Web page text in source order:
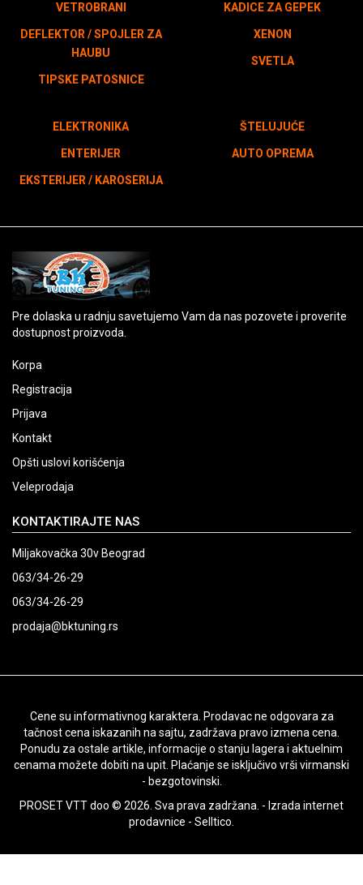
VETROBRANI
DEFLEKTOR / SPOJLER ZA
HAUBU
TIPSKE PATOSNICE
KADICE ZA GEPEK
XENON
SVETLA
ELEKTRONIKA
ENTERIJER
EKSTERIJER / KAROSERIJA
ŠTELUJUĆE
AUTO OPREMA
Pre dolaska u radnju savetujemo Vam da nas pozovete i proverite
dostupnost proizvoda.
Korpa
Registracija
Prijava
Kontakt
Opšti uslovi korišćenja
Veleprodaja
KONTAKTIRAJTE NAS
Miljakovačka 30v Beograd
063/34-26-29
063/34-26-29
prodaja@bktuning.rs
Cene su informativnog karaktera. Prodavac ne odgovara za
tačnost cena iskazanih na sajtu, zadržava pravo izmena cena.
Ponudu za ostale artikle, informacije o stanju lagera i aktuelnim
cenama možete dobiti na upit. Plaćanje se isključivo vrši virmanski
- bezgotovinski.
PROSET VTT doo © 2026. Sva prava zadržana. - Izrada internet
prodavnice - Selltico.